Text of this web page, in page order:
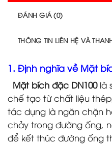
ĐÁNH GIÁ (0)
THÔNG TIN LIÊN HỆ VÀ
1. Định nghĩa về Mặt
Mặt bích đặc DN100là
chế tạo từ chất liệu
tác dụng là ngăn chặn
chảy trong đường ống,
để kết thúc đường ống